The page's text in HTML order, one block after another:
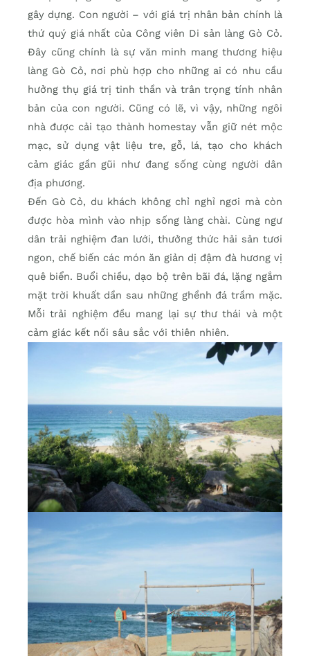
gây dựng. Con người – với giá trị nhân bản chính là
thứ quý giá nhất của Công viên Di sản làng Gò Cỏ.
Đây cũng chính là sự văn minh mang thương hiệu
làng Gò Cỏ, nơi phù hợp cho những ai có nhu cầu
hưởng thụ giá trị tinh thần và trân trọng tính nhân
bản của con người. Cũng có lẽ, vì vậy, những ngôi
nhà được cải tạo thành homestay vẫn giữ nét mộc
mạc, sử dụng vật liệu tre, gỗ, lá, tạo cho khách
cảm giác gần gũi như đang sống cùng người dân
địa phương.
Đến Gò Cỏ, du khách không chỉ nghỉ ngơi mà còn
được hòa mình vào nhịp sống làng chài. Cùng ngư
dân trải nghiệm đan lưới, thưởng thức hải sản tươi
ngon, chế biến các món ăn giản dị đậm đà hương vị
quê biển. Buổi chiều, dạo bộ trên bãi đá, lặng ngắm
mặt trời khuất dần sau những ghềnh đá trầm mặc.
Mỗi trải nghiệm đều mang lại sự thư thái và một
cảm giác kết nối sâu sắc với thiên nhiên.